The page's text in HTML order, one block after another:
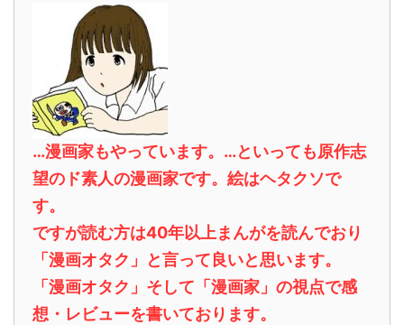
…漫画家もやっています。…といっても原作志
望のド素人の漫画家です。絵はヘタクソで
す。
ですが読む方は40年以上まんがを読んでおり
「漫画オタク」と言って良いと思います。
「漫画オタク」そして「漫画家」の視点で感
想・レビューを書いております。